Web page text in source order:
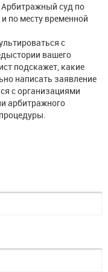
суд по
по месту временной
с
вашего
подскажет, какие
написать заявление
с организациями
арбитражного